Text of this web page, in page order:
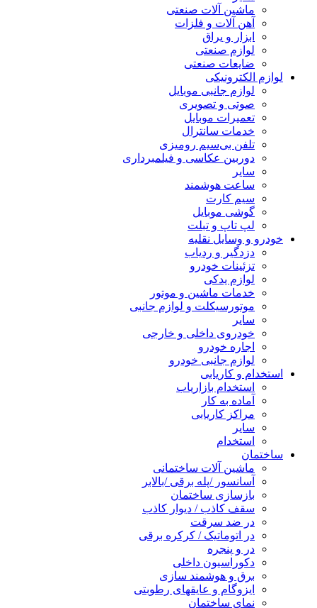
ماشین آلات صنعتی
آهن آلات و فلزات
ابزار و یراق
لوازم صنعتی
ضایعات صنعتی
لوازم الکترونیکی
لوازم جانبی موبایل
صوتی و تصویری
تعمیرات موبایل
خدمات سانترال
تلفن بی‌سیم رومیزی
دوربین عکاسی و فیلمبرداری
سایر
ساعت هوشمند
سیم کارت
گوشی موبایل
لپ تاپ و تبلت
خودرو و وسایل نقلیه
دزدگیر و ردیاب
تزئینات خودرو
لوازم یدکی
خدمات ماشین و موتور
موتورسیکلت و لوازم جانبی
سایر
خودروی داخلی و خارجی
اجاره خودرو
لوازم جانبی خودرو
استخدام و کاریابی
استخدام بازاریاب
آماده به کار
مراکز کاریابی
سایر
استخدام
ساختمان
ماشین آلات ساختمانی
آسانسور /پله برقی /بالابر
بازسازی ساختمان
سقف کاذب / دیوار کاذب
در ضد سرقت
در اتوماتیک / کرکره برقی
در و پنجره
دکوراسیون داخلی
برق و هوشمند سازی
ایزوگام و عایقهای رطوبتی
نمای ساختمان